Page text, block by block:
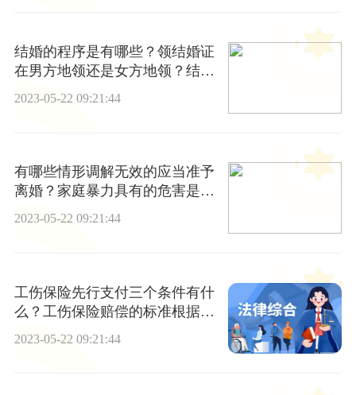
结婚的程序是有哪些？领结婚证
在男方地领还是女方地领？结婚
的法定年龄是多少岁？
2023-05-22 09:21:44
有哪些情形调解无效的应当准予
离婚？家庭暴力具有的危害是什
么？
2023-05-22 09:21:44
工伤保险先行支付三个条件有什
么？工伤保险赔偿的标准根据工
2023-05-22 09:21:44